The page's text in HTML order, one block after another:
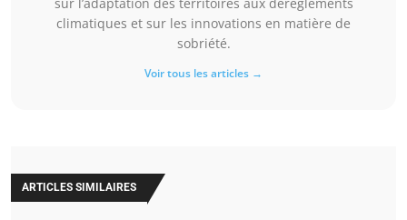
climatiques et sur les innovations en matière de
sobriété.
Voir tous les articles →
ARTICLES SIMILAIRES